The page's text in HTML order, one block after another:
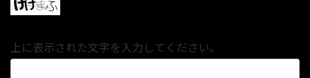
上に表示された文字を入力してください。